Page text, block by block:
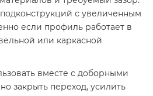
с увеличенным
если профиль работает в
или каркасной
вместе с доборными
закрыть переход, усилить